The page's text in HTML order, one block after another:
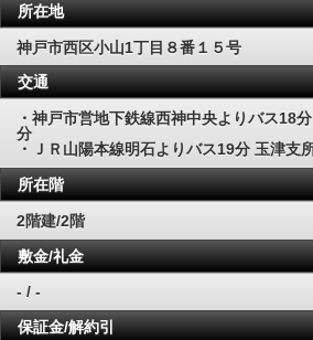
所在地
神戸市西区小山1丁目８番１５号
交通
・神戸市営地下鉄線西神中央よりバス18
分
・ＪＲ山陽本線明石よりバス19分 玉津支
所在階
2階建/2階
敷金/礼金
- / -
保証金/解約引